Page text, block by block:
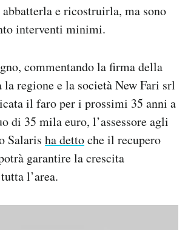
e ricostruirla, ma sono
interventi minimi.
commentando la firma della
la regione e la società New Fari srl
il faro per i prossimi 35 anni a
di 35 mila euro, l’assessore agli
Salaris ha dettoche il recupero
garantire la crescita
l’area.